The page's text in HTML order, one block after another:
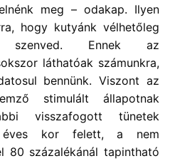
meg – odakap. Ilyen
hogy kutyánk vélhetőleg
szenved. Ennek az
láthatóak számunkra,
bennünk. Viszont az
stimulált állapotnak
visszafogott tünetek
éves kor felett, a nem
80 százalékánál tapintható